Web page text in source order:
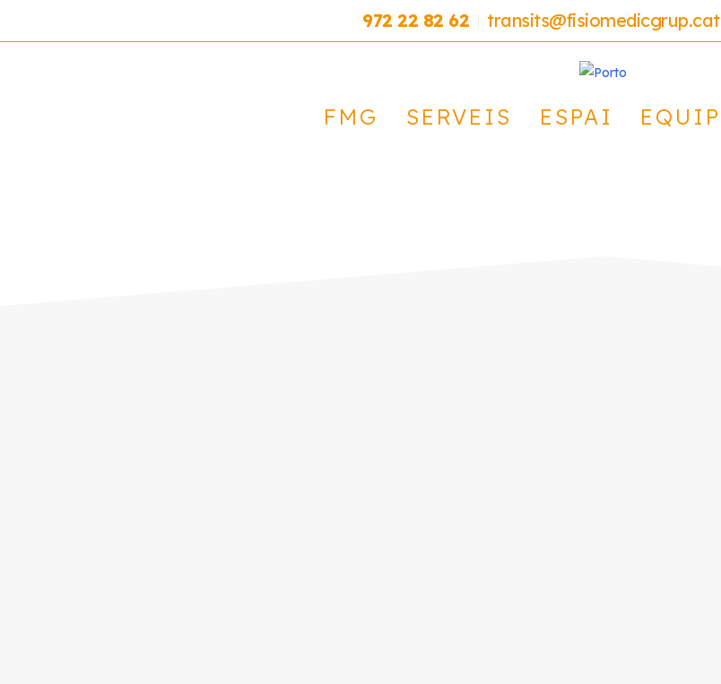
972 22 82 62 transits@fisiomedicgrup.cat
FMG SERVEIS ESPAI EQUIP